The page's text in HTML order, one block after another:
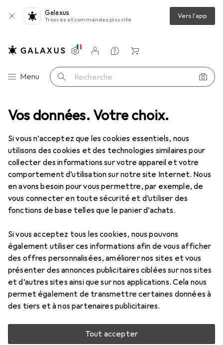
Vos données. Votre choix.
Si vous n’acceptez que les cookies essentiels, nous
utilisons des cookies et des technologies similaires pour
collecter des informations sur votre appareil et votre
comportement d’utilisation sur notre site Internet. Nous
en avons besoin pour vous permettre, par exemple, de
vous connecter en toute sécurité et d’utiliser des
fonctions de base telles que le panier d’achats.
Si vous acceptez tous les cookies, nous pouvons
également utiliser ces informations afin de vous afficher
des offres personnalisées, améliorer nos sites et vous
présenter des annonces publicitaires ciblées sur nos sites
et d’autres sites ainsi que sur nos applications. Cela nous
permet également de transmettre certaines données à
des tiers et à nos partenaires publicitaires.
Tout accepter
Galaxus
Trouvez et commandez plus vite Vers l'app
Navigation par catégorie
Menu Recherche
Paramètres
Compte client
Listes de comparaison
Listes d'envies
Panier
Outils automobiles Kukko Extracteur
EUR
88,74
KukkoExtracteur
Accessoires pour Kukko
Extracteur
Ici, vous trouverez des accessoires compatibles avec le
produit Kukko Extracteur.
Pertinence
Aucun produit trouvé